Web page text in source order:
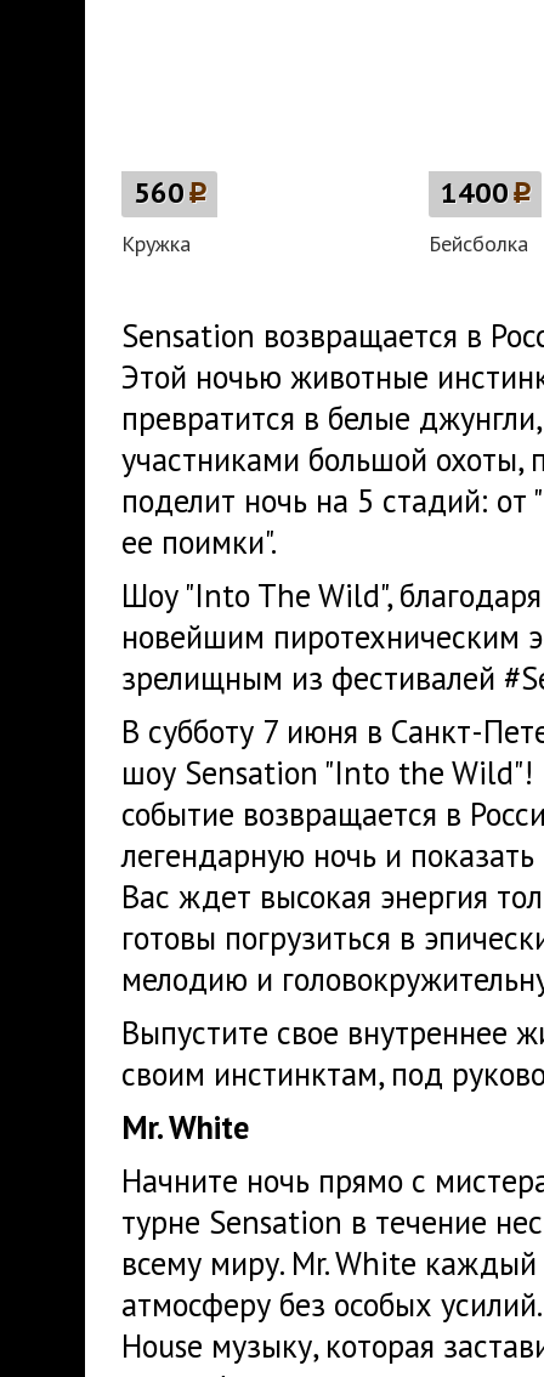
560p
Кружка
1400p
Бейсболка
Sensation возвращается в
Этой ночью животные
превратится в белые
участниками большой охоты,
поделит ночь на 5 стадий:
ее поимки".
Шоу "Into The Wild",
новейшим пиротехническим
зрелищным из фестивалей
В субботу 7 июня в Санкт-
шоу Sensation "Into the
событие возвращается в
легендарную ночь и
Вас ждет высокая энергия
готовы погрузиться в
мелодию и
Выпустите свое внутреннее
своим инстинктам, под
Mr. White
Начните ночь прямо с
турне Sensation в течение
всему миру. Mr. White
атмосферу без особых
House музыку, которая